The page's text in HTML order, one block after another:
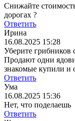
Снижайте
дорогах ?
Ответить
Ирина
16.08.2025 15:28
Уберите грибников
Продают одни
знакомые купили и
Ответить
Ума
16.08.2025 15:36
Нет, что поделаешь
Ответить